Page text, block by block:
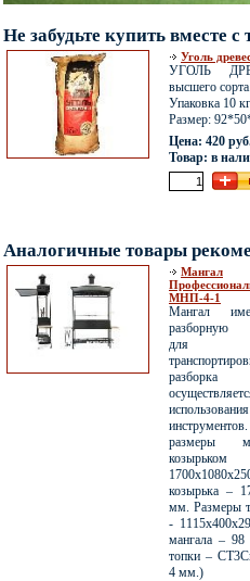
Не забудьте купить
Уголь
УГОЛЬ
высшего
Упаковка 10
Размер:
Цена: 420
Товар: в
Аналогичные товары
Мангал
МНП-4-1
Мангал
разборную
для
размеры
козырька –
мм. Размеры
-
мангала – 98
топки –
4 мм.)